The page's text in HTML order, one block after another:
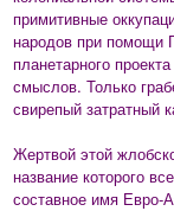
примитивные
народов при помощи
планетарного
смыслов. Только
свирепый затратный
Жертвой этой
название которого
составное имя Евро-